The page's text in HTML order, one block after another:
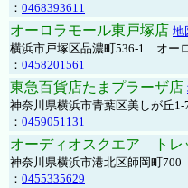
： 0468393611
オーロラモール東戸塚店 地
横浜市戸塚区品濃町536-1 オー
： 0458201561
東急百貨店たまプラーザ店
神奈川県横浜市青葉区美しが丘
： 0459051131
オーディオスクエア トレ
神奈川県横浜市港北区師岡町
： 0455335629